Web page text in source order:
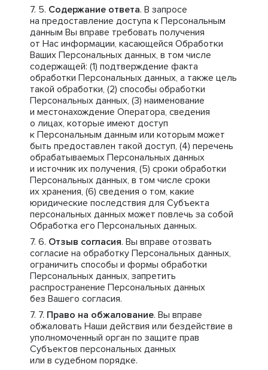
Содержание ответа. В запросе
на предоставление доступа к Персональным
данным Вы вправе требовать получения
от Нас информации, касающейся Обработки
Ваших Персональных данных, в том числе
содержащей: (1) подтверждение факта
обработки Персональных данных, а также цель
такой обработки, (2) способы обработки
Персональных данных, (3) наименование
и местонахождение Оператора, сведения
о лицах, которые имеют доступ
к Персональным данным или которым может
быть предоставлен такой доступ, (4) перечень
обрабатываемых Персональных данных
и источник их получения, (5) сроки обработки
Персональных данных, в том числе сроки
их хранения, (6) сведения о том, какие
юридические последствия для Субъекта
персональных данных может повлечь за собой
Обработка его Персональных данных.
Отзыв согласия. Вы вправе отозвать
согласие на обработку Персональных данных,
ограничить способы и формы обработки
Персональных данных, запретить
распространение Персональных данных
без Вашего согласия.
Право на обжалование. Вы вправе
обжаловать Наши действия или бездействие в
уполномоченный орган по защите прав
Субъектов персональных данных
или в судебном порядке.